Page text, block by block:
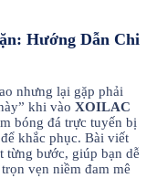
Hướng Dẫn Chi
nhưng lại gặp phải
khi vào XOILAC
bóng đá trực tuyến bị
khắc phục. Bài viết
từng bước, giúp bạn dễ
vẹn niềm đam mê